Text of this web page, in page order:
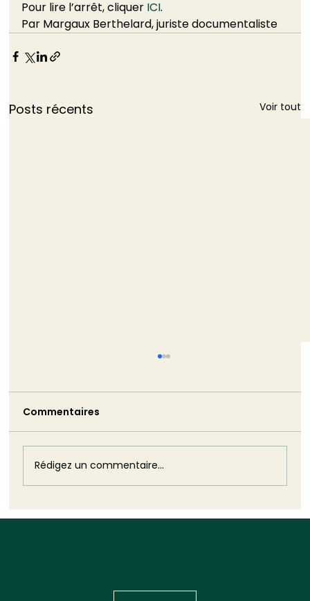
Pour lire l’arrêt, cliquer ICI.
Par Margaux Berthelard, juriste documentaliste
Posts récents Voir tout
l’aurait été son silence
Monique Barbut a annoncé sa démission.
Puis elle est restée. Cette volte-face est
plus dommageable que n'aurait pu l'être
son silence : elle révèle, dans toute sa
brutalité, l'impuissance structurelle
Commentaires
Rédigez un commentaire...